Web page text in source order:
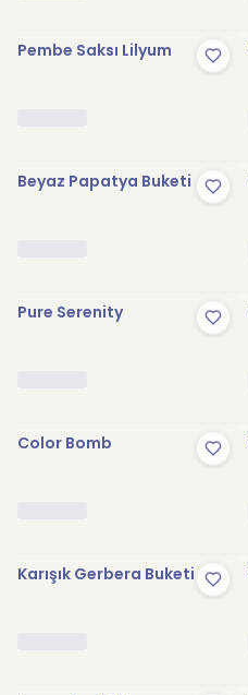
Pembe Saksı Lilyum
Beyaz Papatya Buketi
Pure Serenity
Color Bomb
Karışık Gerbera Buketi